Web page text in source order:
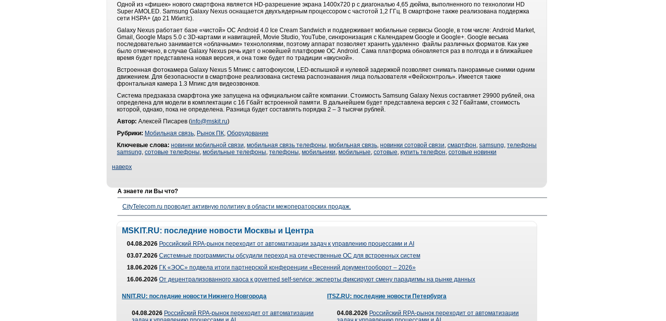
Одной из «фишек» нового смартфона является HD-разрешение экрана 1400x720 p с диагональю 4,65 дюйма, выполненного по технологии HD
Super AMOLED. Samsung Galaxy Nexus оснащается двухъядерным процессором с частотой 1,2 ГГц. В смартфоне также реализована поддержка
сети HSPA+ (до 21 Мбит/с).
Galaxy Nexus работает базе «чистой» ОС Android 4.0 Ice Cream Sandwich и поддерживает мобильные сервисы Google, в том числе: Android Market,
Gmail, Google Maps 5.0 с 3D-картами и навигацией, Movie Studio, YouTube, синхронизация с Календарем Google и Google+. Google весьма
последовательно занимается «облачными» технологиями, поэтому аппарат позволяет хранить удаленно файлы различных форматов. Как уже
было отмечено, в случае Galaxy Nexus речь идет о новейшей платформе ОС Android. Сама платформа обновляется раз в полгода и в ближайшее
время будет представлена новая версия, и она тоже будет по традиции «вкусной».
Встроенная фотокамера Galaxy Nexus 5 Mпикс с автофокусом, LED-вспышкой и нулевой задержкой позволяет снимать панорамные снимки одним
движением. Для безопасности в смартфоне реализована система распознавания лица пользователя «Фейсконтроль». Имеется также
фронтальная камера 1.3 Mпикс для видеозвонков.
Система предзаказа смарфтона уже запущена на официальном сайте компании. Стоимость Samsung Galaxy Nexus составляет 29900 рублей, она
определена для модели в комплектации с 16 Гбайт встроенной памяти. В дальнейшем будет представлена версия с 32 Гбайтами, стоимость
которой, однако, пока не определена. Разница будет составлять порядка 2 – 3 тысячи рублей.
Автор: Алексей Писарев (info@mskit.ru)
Рубрики: Мобильная связь Рынок ПК Оборудование
Ключевые слова: новинки мобильной связи мобильная связь телефоны мобильная связь новинки сотовой связи смартфон samsung телефоны
samsung сотовые телефоны мобильные телефоны телефоны мобильники мобильные сотовые купить телефон сотовые новинки
наверх
А знаете ли Вы что?
CityTelecom.ru проводит активную политику в области межоператорских продаж.
MSKIT.RU: последние новости Москвы и Центра
04.08.2026 Российский RPA-рынок переходит от автоматизации задач к управлению процессами и AI
03.07.2026 Системные программисты обсудили переход на отечественные ОС для встроенных систем
18.06.2026 ГК «ЭОС» подвела итоги партнерской конференции «Весенний документооборот – 2026»
16.06.2026 От децентрализованного хаоса к governed self-service: эксперты фиксируют смену парадигмы на рынке данных
NNIT.RU: последние новости Нижнего Новгорода
04.08.2026 Российский RPA-рынок переходит от автоматизации
ITSZ.RU: последние новости Петербурга
04.08.2026 Российский RPA-рынок переходит от автоматизации